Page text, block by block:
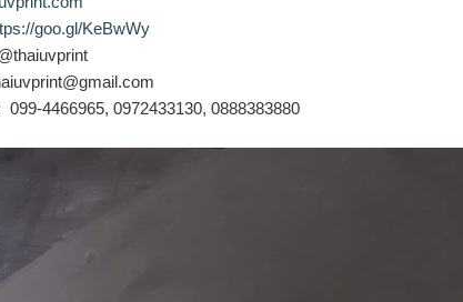
goo.gl/KeBwWy
099-4466965, 0972433130, 0888383880